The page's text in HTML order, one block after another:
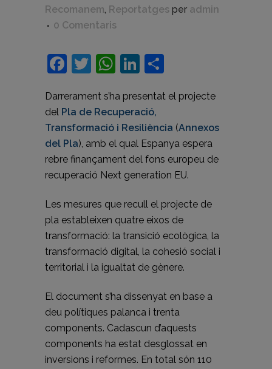
Recomanem, Reportatges per admin
0 Comentaris
Facebook
Twitter
WhatsApp
LinkedIn
Darrerament s’ha presentat el projecte
del Pla de Recuperació,
Transformació i Resiliència (Annexos
del Pla), amb el qual Espanya espera
rebre finançament del fons europeu de
recuperació Next generation EU.
Les mesures que recull el projecte de
pla estableixen quatre eixos de
transformació: la transició ecològica, la
transformació digital, la cohesió social i
territorial i la igualtat de gènere.
El document s’ha dissenyat en base a
deu polítiques palanca i trenta
components. Cadascun d’aquests
components ha estat desglossat en
inversions i reformes. En total són 110